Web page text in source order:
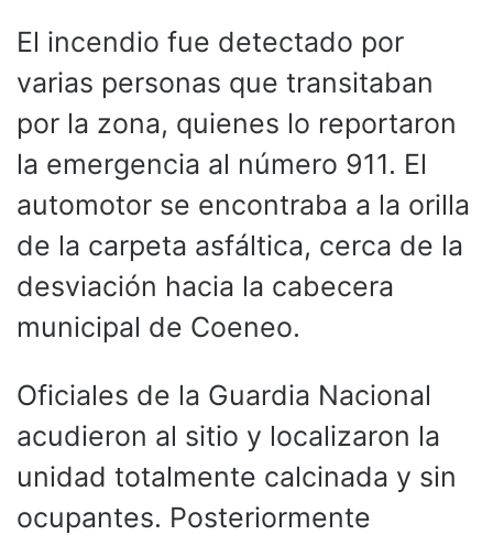
El incendio fue detectado por
varias personas que transitaban
por la zona, quienes lo reportaron
la emergencia al número 911. El
automotor se encontraba a la orilla
de la carpeta asfáltica, cerca de la
desviación hacia la cabecera
municipal de Coeneo.
Oficiales de la Guardia Nacional
acudieron al sitio y localizaron la
unidad totalmente calcinada y sin
ocupantes. Posteriormente